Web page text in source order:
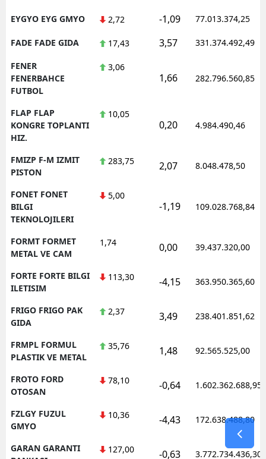
EYGYO EYG GMYO 2,72 -1,09 77.013.374,25
FADE FADE GIDA 17,43 3,57 331.374.492,49
FENER
FENERBAHCE
FUTBOL
3,06
1,66 282.796.560,85
FLAP FLAP
KONGRE TOPLANTI
HIZ.
10,05
0,20 4.984.490,46
FMIZP F-M IZMIT
PISTON
283,75 2,07 8.048.478,50
FONET FONET
BILGI
TEKNOLOJILERI
5,00
-1,19 109.028.768,84
FORMT FORMET
METAL VE CAM
1,74 0,00 39.437.320,00
FORTE FORTE BILGI
ILETISIM
113,30 -4,15 363.950.365,60
FRIGO FRIGO PAK
GIDA
2,37 3,49 238.401.851,62
FRMPL FORMUL
PLASTIK VE METAL
35,76 1,48 92.565.525,00
FROTO FORD
OTOSAN
78,10 -0,64 1.602.362.688,95
FZLGY FUZUL
GMYO
10,36 -4,43 172.638.488,80
GARAN GARANTI
127,00 -0,63 3.772.734.436,30